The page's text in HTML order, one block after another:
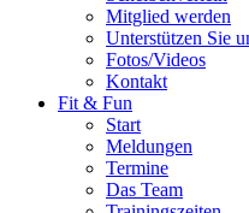
Mitglied werden
Unterstützen Sie
Fotos/Videos
Kontakt
Fit & Fun
Start
Meldungen
Termine
Das Team